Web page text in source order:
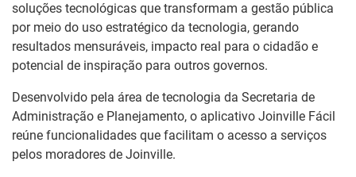
soluções tecnológicas que transformam a gestão pública
por meio do uso estratégico da tecnologia, gerando
resultados mensuráveis, impacto real para o cidadão e
potencial de inspiração para outros governos.
Desenvolvido pela área de tecnologia da Secretaria de
Administração e Planejamento, o aplicativo Joinville Fácil
reúne funcionalidades que facilitam o acesso a serviços
pelos moradores de Joinville.